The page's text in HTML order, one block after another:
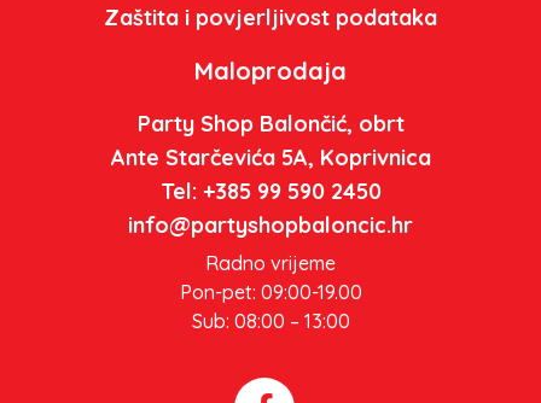
Zaštita i povjerljivost podataka
Maloprodaja
Party Shop Balončić, obrt
Ante Starčevića 5A, Koprivnica
Tel: +385 99 590 2450
info@partyshopbaloncic.hr
Radno vrijeme
Pon-pet: 09:00-19.00
Sub: 08:00 – 13:00